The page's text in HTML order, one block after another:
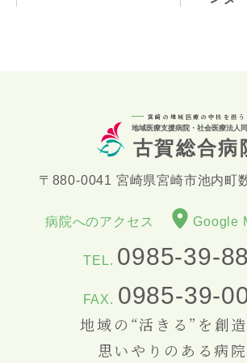
宮崎の地域医療の中核を担う
地域医療支援病院・社会医療法人
古賀総合病
〒880-0041 宮崎県宮崎市池内町
病院へのアクセス Google
TEL. 0985-39-
FAX. 0985-39-
地域の“活きる”を創造
思いやりのある病